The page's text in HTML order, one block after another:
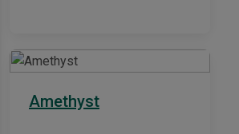
Amethyst